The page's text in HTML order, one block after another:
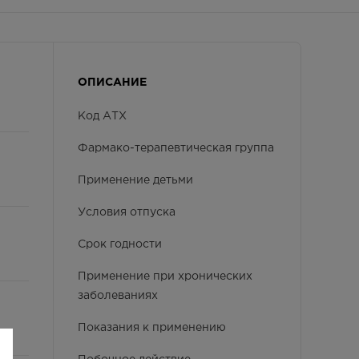
ОПИСАНИЕ
Код АТХ
Фармако-терапевтическая группа
Применение детьми
Условия отпуска
Срок годности
Применение при хронических
заболеваниях
Показания к применению